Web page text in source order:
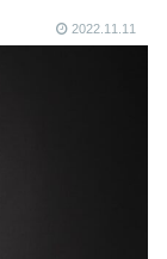
2022.11.11